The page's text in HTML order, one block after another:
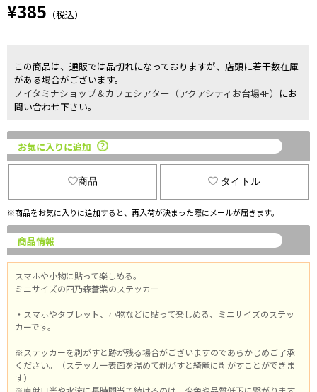
¥385 （税込）
この商品は、通販では品切れになっておりますが、店頭に若干数在庫
がある場合がございます。
ノイタミナショップ＆カフェシアター（アクアシティお台場4F） にお
問い合わせ下さい。
お気に入りに追加
商品 タイトル
※商品をお気に入りに追加すると、再入荷が決まった際にメールが届きます。
商品情報
スマホや小物に貼って楽しめる。
ミニサイズの四乃森蒼紫のステッカー
・スマホやタブレット、小物などに貼って楽しめる、ミニサイズのステッ
カーです。
※ステッカーを剥がすと跡が残る場合がございますのであらかじめご了承
ください。（ステッカー表面を温めて剥がすと綺麗に剥がすことができま
す）